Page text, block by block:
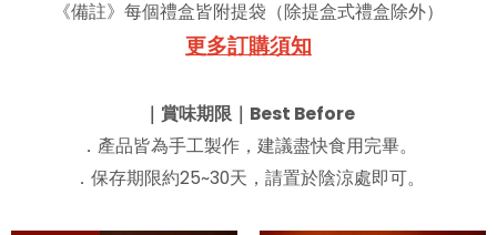
《備註》每個禮盒皆附提袋（除提盒式禮盒除外）
更多訂購須知
｜賞味期限｜Best Before
．產品皆為手工製作，建議盡快食用完畢。
．保存期限約25~30天，請置於陰涼處即可。